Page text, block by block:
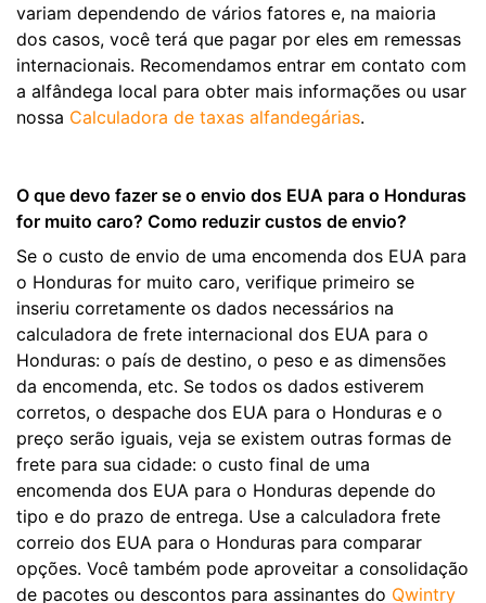
variam dependendo de vários fatores e, na maioria
dos casos, você terá que pagar por eles em remessas
internacionais. Recomendamos entrar em contato com
a alfândega local para obter mais informações ou usar
nossa Calculadora de taxas alfandegárias.
O que devo fazer se o envio dos EUA para o Honduras
for muito caro? Como reduzir custos de envio?
Se o custo de envio de uma encomenda dos EUA para
o Honduras for muito caro, verifique primeiro se
inseriu corretamente os dados necessários na
calculadora de frete internacional dos EUA para o
Honduras: o país de destino, o peso e as dimensões
da encomenda, etc. Se todos os dados estiverem
corretos, o despache dos EUA para o Honduras e o
preço serão iguais, veja se existem outras formas de
frete para sua cidade: o custo final de uma
encomenda dos EUA para o Honduras depende do
tipo e do prazo de entrega. Use a calculadora frete
correio dos EUA para o Honduras para comparar
opções. Você também pode aproveitar a consolidação
de pacotes ou descontos para assinantes do Qwintry